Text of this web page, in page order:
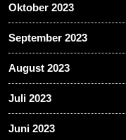
Oktober 2023
September 2023
August 2023
Juli 2023
Juni 2023